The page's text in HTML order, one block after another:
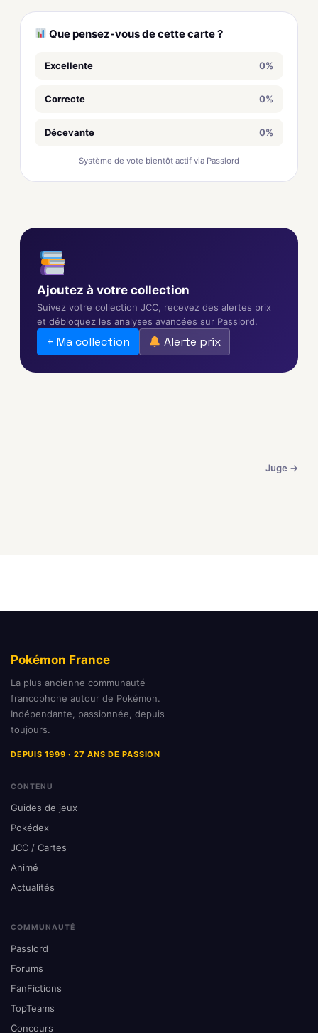
Que pensez-vous de cette carte ?
Excellente 0%
Correcte 0%
Décevante 0%
Système de vote bientôt actif via Passlord
Ajoutez à votre collection
Suivez votre collection JCC, recevez des alertes prix
et débloquez les analyses avancées sur Passlord.
+ Ma collection Alerte prix
Juge →
Pokémon France
La plus ancienne communauté
francophone autour de Pokémon.
Indépendante, passionnée, depuis
toujours.
DEPUIS 1999 · 27 ANS DE PASSION
CONTENU
Guides de jeux
Pokédex
JCC / Cartes
Animé
Actualités
COMMUNAUTÉ
Passlord
Forums
FanFictions
TopTeams
Concours